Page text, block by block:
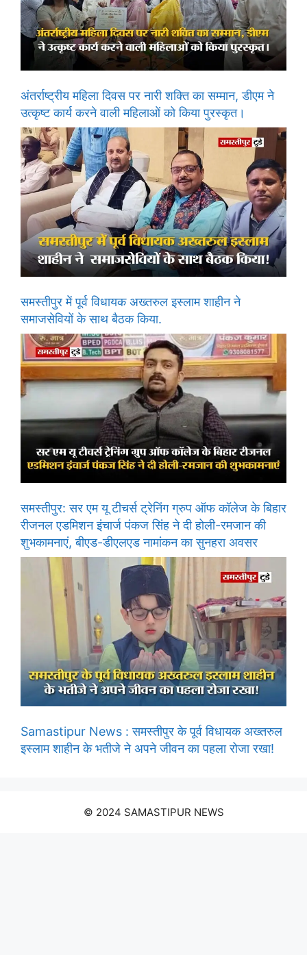
अंतर्राष्ट्रीय महिला दिवस पर नारी शक्ति का सम्मान, डीएम ने
उत्कृष्ट कार्य करने वाली महिलाओं को किया पुरस्कृत।
समस्तीपुर में पूर्व विधायक अख्तरुल इस्लाम शाहीन ने
समाजसेवियों के साथ बैठक किया.
समस्तीपुर: सर एम यू टीचर्स ट्रेनिंग ग्रुप ऑफ कॉलेज के बिहार
रीजनल एडमिशन इंचार्ज पंकज सिंह ने दी होली-रमजान की
शुभकामनाएं, बीएड-डीएलएड नामांकन का सुनहरा अवसर
Samastipur News : समस्तीपुर के पूर्व विधायक अख्तरुल
इस्लाम शाहीन के भतीजे ने अपने जीवन का पहला रोजा रखा!
© 2024 SAMASTIPUR NEWS